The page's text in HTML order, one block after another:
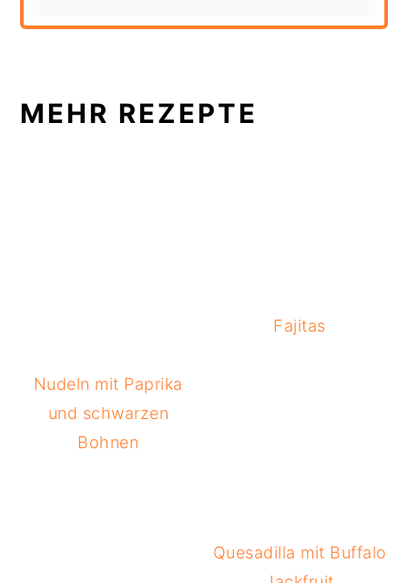
MEHR REZEPTE
Nudeln mit Paprika
und schwarzen
Bohnen
Fajitas
Quesadilla mit Buffalo